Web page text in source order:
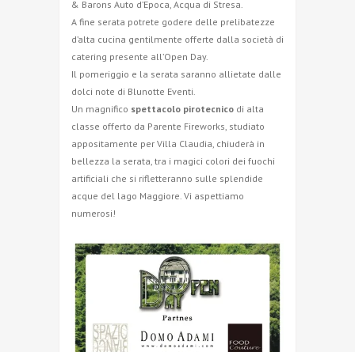
& Barons Auto d’Epoca, Acqua di Stresa.
A fine serata potrete godere delle prelibatezze
d’alta cucina gentilmente offerte dalla società di
catering presente all’Open Day.
Il pomeriggio e la serata saranno allietate dalle
dolci note di Blunotte Eventi.
Un magnifico spettacolo pirotecnico di alta
classe offerto da Parente Fireworks, studiato
appositamente per Villa Claudia, chiuderà in
bellezza la serata, tra i magici colori dei fuochi
artificiali che si rifletteranno sulle splendide
acque del lago Maggiore. Vi aspettiamo
numerosi!